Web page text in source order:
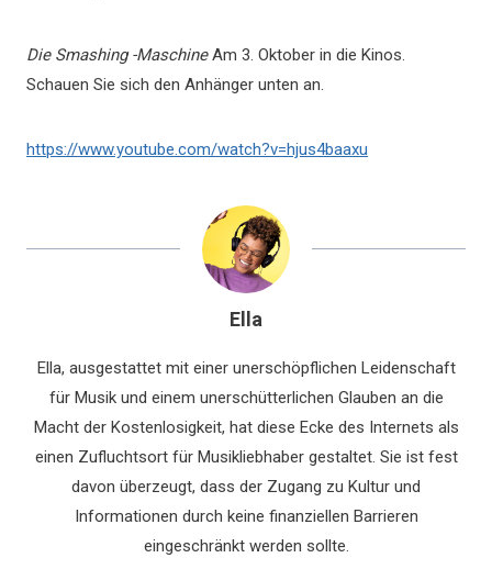
Die Smashing -MaschineAm 3. Oktober in die Kinos.
Schauen Sie sich den Anhänger unten an.
https://www.youtube.com/watch?v=hjus4baaxu
Ella
Ella, ausgestattet mit einer unerschöpflichen Leidenschaft
für Musik und einem unerschütterlichen Glauben an die
Macht der Kostenlosigkeit, hat diese Ecke des Internets als
einen Zufluchtsort für Musikliebhaber gestaltet. Sie ist fest
davon überzeugt, dass der Zugang zu Kultur und
Informationen durch keine finanziellen Barrieren
eingeschränkt werden sollte.